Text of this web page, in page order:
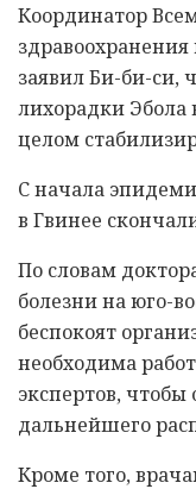
Координатор
здравоохранения
заявил Би-би-си,
лихорадки Эбола
целом
С начала
в Гвинее
По словам
болезни на юго-
беспокоят
необходима
экспертов, чтобы
дальнейшего
Кроме того,